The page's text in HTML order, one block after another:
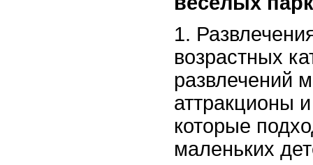
1.
возрастных
развлечений
аттракционы
которые
маленьких